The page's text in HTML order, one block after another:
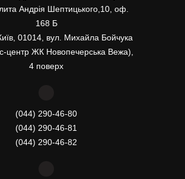
Андрія Шептицького,10, оф.
168 Б
01014, вул. Михайла Бойчука
центр ЖК Новопечерська Вежа),
4 поверх
(044) 290-46-80
(044) 290-46-81
(044) 290-46-82